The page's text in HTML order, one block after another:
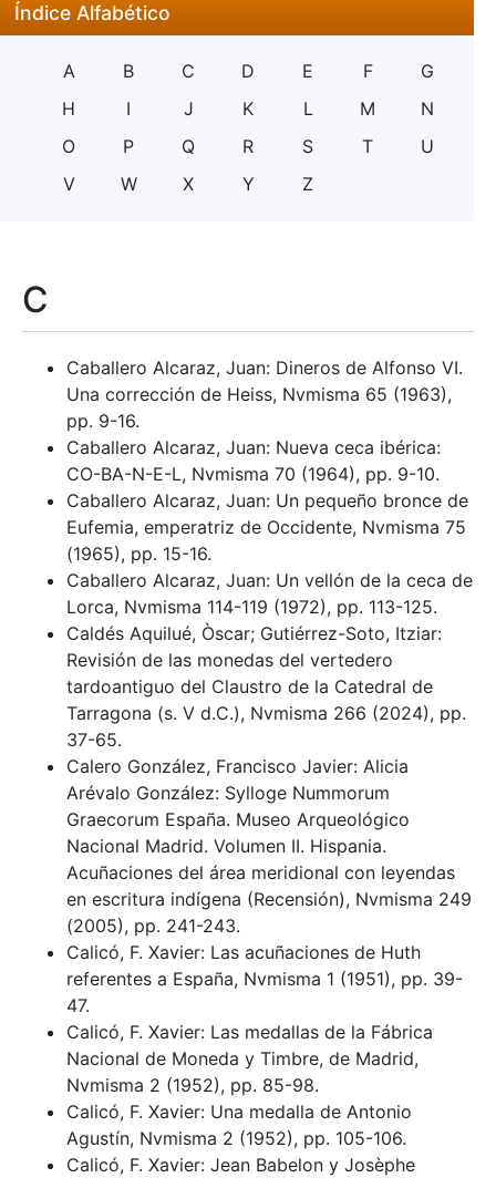
Índice Alfabético
A B C D E F
G
H
I J K L M
N
O
P Q R S T
U
V
W X Y Z
C
Caballero Alcaraz, Juan: Dineros de Alfonso VI.
Una corrección de Heiss, Nvmisma 65 (1963),
pp. 9-16.
Caballero Alcaraz, Juan: Nueva ceca ibérica:
CO-BA-N-E-L, Nvmisma 70 (1964), pp. 9-10.
Caballero Alcaraz, Juan: Un pequeño bronce de
Eufemia, emperatriz de Occidente, Nvmisma 75
(1965), pp. 15-16.
Caballero Alcaraz, Juan: Un vellón de la ceca de
Lorca, Nvmisma 114-119 (1972), pp. 113-125.
Caldés Aquilué, Òscar; Gutiérrez-Soto, Itziar:
Revisión de las monedas del vertedero
tardoantiguo del Claustro de la Catedral de
Tarragona (s. V d.C.), Nvmisma 266 (2024), pp.
37-65.
Calero González, Francisco Javier: Alicia
Arévalo González: Sylloge Nummorum
Graecorum España. Museo Arqueológico
Nacional Madrid. Volumen II. Hispania.
Acuñaciones del área meridional con leyendas
en escritura indígena (Recensión), Nvmisma 249
(2005), pp. 241-243.
Calicó, F. Xavier: Las acuñaciones de Huth
referentes a España, Nvmisma 1 (1951), pp. 39-
47.
Calicó, F. Xavier: Las medallas de la Fábrica
Nacional de Moneda y Timbre, de Madrid,
Nvmisma 2 (1952), pp. 85-98.
Calicó, F. Xavier: Una medalla de Antonio
Agustín, Nvmisma 2 (1952), pp. 105-106.
Calicó, F. Xavier: Jean Babelon y Josèphe